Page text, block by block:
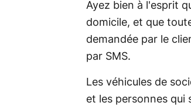
Ayez bien à l'esprit
domicile, et que
demandée par le
par SMS.
Les véhicules de
et les personnes qui